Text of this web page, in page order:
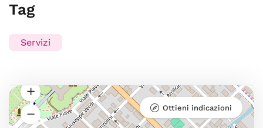
Tag
Servizi
Ottieni indicazioni